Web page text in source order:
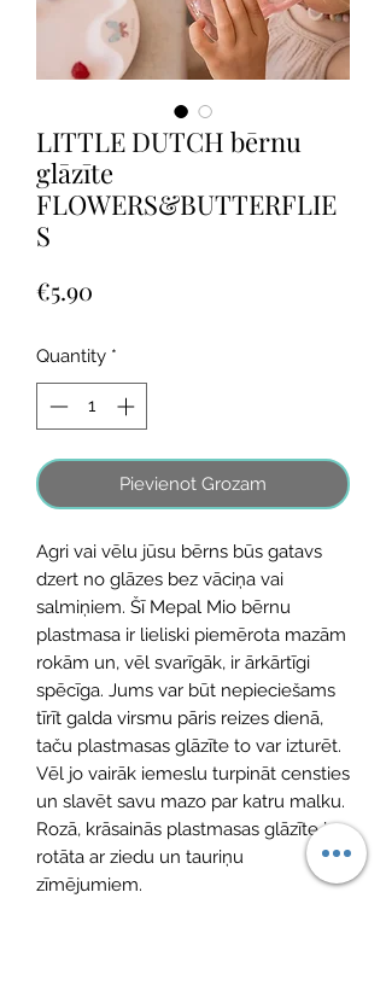
LITTLE DUTCH bērnu
glāzīte
FLOWERS&BUTTERFLIE
S
€5.90
Quantity *
Pievienot Grozam
Agri vai vēlu jūsu bērns būs gatavs
dzert no glāzes bez vāciņa vai
salmiņiem. Šī Mepal Mio bērnu
plastmasa ir lieliski piemērota mazām
rokām un, vēl svarīgāk, ir ārkārtīgi
spēcīga. Jums var būt nepieciešams
tīrīt galda virsmu pāris reizes dienā,
taču plastmasas glāzīte to var izturēt.
Vēl jo vairāk iemeslu turpināt censties
un slavēt savu mazo par katru malku.
Rozā, krāsainās plastmasas glāzīte ir
rotāta ar ziedu un tauriņu
zīmējumiem.